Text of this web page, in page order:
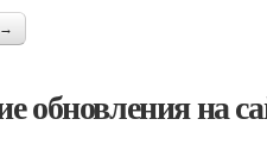
→
обновления на